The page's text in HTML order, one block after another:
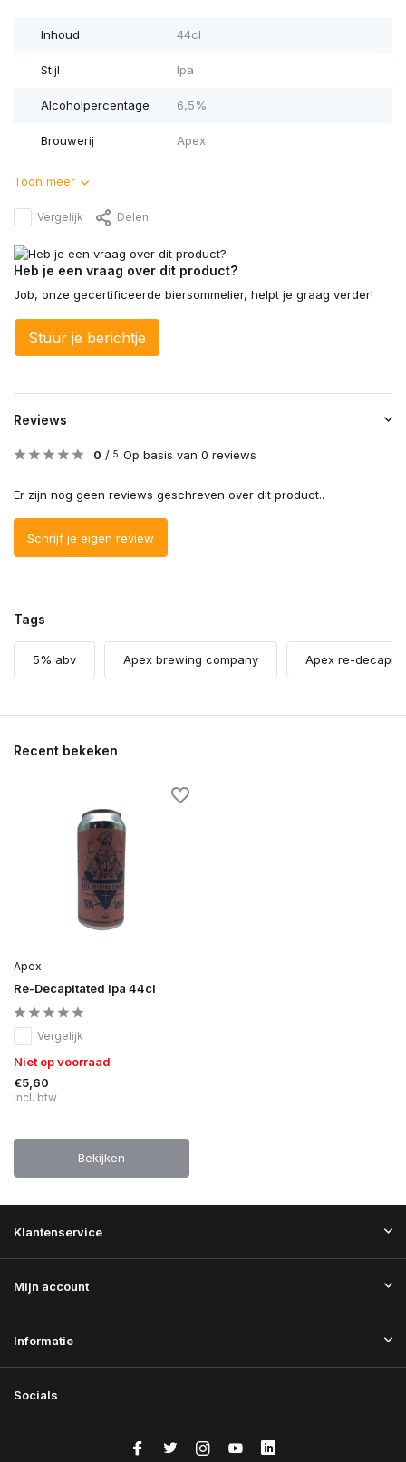
Inhoud 44cl
Stijl Ipa
Alcoholpercentage 6,5%
Brouwerij Apex
Toon meer
Vergelijk Delen
Heb je een vraag over dit product?
Job, onze gecertificeerde biersommelier, helpt je graag verder!
Stuur je berichtje
Reviews
0 / 5 Op basis van 0 reviews
Er zijn nog geen reviews geschreven over dit product..
Schrijf je eigen review
Tags
5% abv Apex brewing company Apex re-
Recent bekeken
Apex
Re-Decapitated Ipa 44cl
Vergelijk
Niet op voorraad
€5,60
Incl. btw
Bekijken
Klantenservice
Mijn account
Informatie
Socials